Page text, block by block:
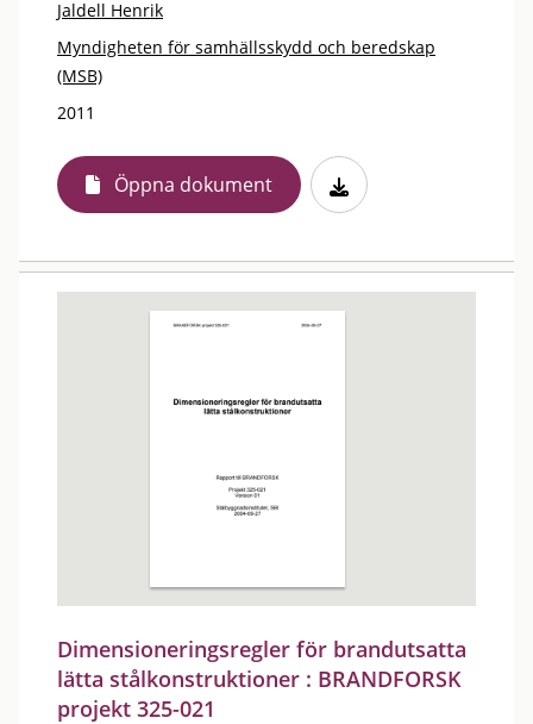
Jaldell Henrik
Myndigheten för samhällsskydd och beredskap
(MSB)
2011
Öppna dokument
Dimensioneringsregler för brandutsatta
lätta stålkonstruktioner : BRANDFORSK
projekt 325-021